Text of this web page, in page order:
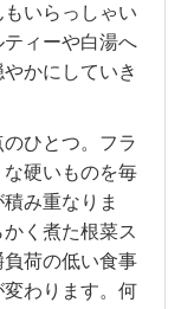
いらっしゃい
ィーや白湯へ
かにしていき
ひとつ。フラ
硬いものを毎
み重なりま
く煮た根菜ス
荷の低い食事
わります。何